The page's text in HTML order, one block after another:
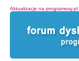
Aktualizacje na programosy.pl: